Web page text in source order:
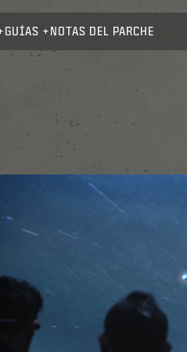
GUÍAS NOTAS DEL PARCHE